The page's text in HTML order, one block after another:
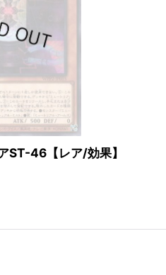
ST-46【レア/効果】